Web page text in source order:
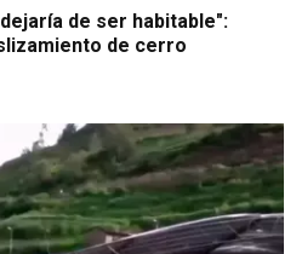
de ser habitable":
de cerro